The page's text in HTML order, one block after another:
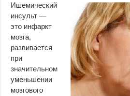
Ишемический
инсульт —
это инфаркт
мозга,
развивается
при
значительном
уменьшении
мозгового